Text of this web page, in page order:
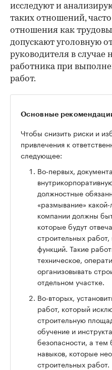
исследуют и
таких отношений,
отношения как
допускают уголовную
руководителя в случае
работника при
работ.
Основные
Чтобы снизить риски и
привлечения к
следующее:
Во-первых,
должностные
«размывание»
компании должны
которые будут
строительных работ,
функций. Такие
техническое,
организовывать
отдельном участке.
Во-вторых,
работ, который
строительную
обучение и
безопасности, а
навыков, которые
строительных работ.